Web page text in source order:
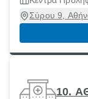
Σύρου 9,
10.